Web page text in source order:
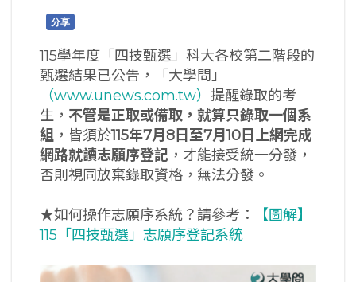
分享
115學年度「四技甄選」科大各校第二階段的
甄選結果已公告，「大學問」
（www.unews.com.tw） 提醒錄取的考
生， 不管是正取或備取，就算只錄取一個系
組 ，皆須於115年7月8 日至7月10 日上網完成
網路就讀志願序登記 ，才能接受統一分發，
否則視同放棄錄取資格，無法分發。
★如何操作志願序系統？請參考：
【圖解】
115「四技甄選」志願序登記系統